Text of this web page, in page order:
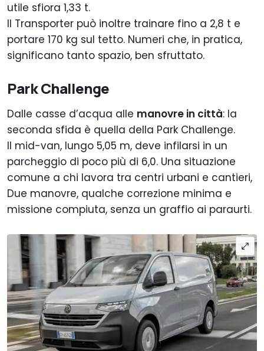
utile sfiora 1,33 t.
Il Transporter può inoltre trainare fino a 2,8 t e
portare 170 kg sul tetto. Numeri che, in pratica,
significano tanto spazio, ben sfruttato.
Park Challenge
Dalle casse d’acqua alle manovre in città: la
seconda sfida è quella della Park Challenge.
Il mid-van, lungo 5,05 m, deve infilarsi in un
parcheggio di poco più di 6,0. Una situazione
comune a chi lavora tra centri urbani e cantieri,
Due manovre, qualche correzione minima e
missione compiuta, senza un graffio ai paraurti.